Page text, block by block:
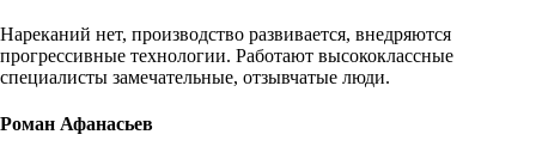
Нареканий нет, производство развивается, внедряются
прогрессивные технологии. Работают высококлассные
специалисты замечательные, отзывчатые люди.
Роман Афанасьев